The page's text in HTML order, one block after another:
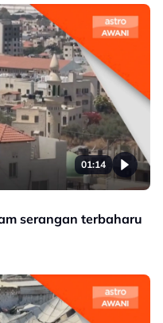
01:14
serangan terbaharu